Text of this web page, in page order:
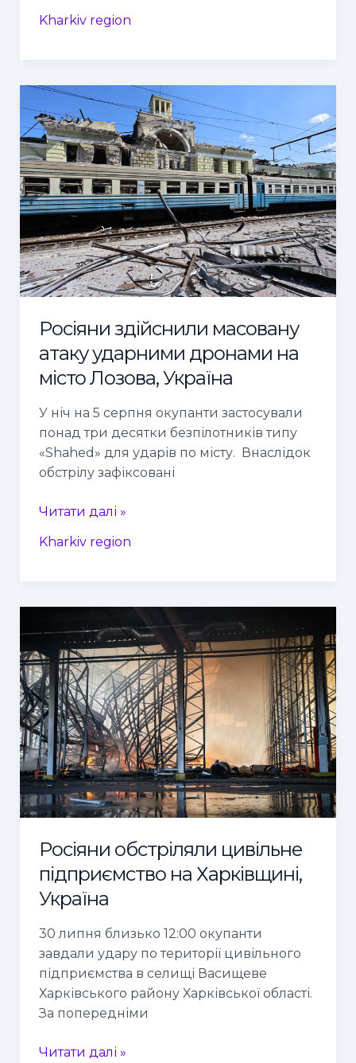
Kharkiv region
Росіяни здійснили масовану
атаку ударними дронами на
місто Лозова, Україна
У ніч на 5 серпня окупанти застосували
понад три десятки безпілотників типу
«Shahed» для ударів по місту. Внаслідок
обстрілу зафіксовані
Росіяни
здійснили
масовану
атаку
ударними
дронами
на
місто
Лозова,
Україна
Читати далі »
Kharkiv region
Росіяни обстріляли цивільне
підприємство на Харківщині,
Україна
30 липня близько 12:00 окупанти
завдали удару по території цивільного
підприємства в селищі Васищеве
Харківського району Харківської області.
За попередніми
обстріляли
цивільне
підприємство
на
Харківщині,
Україна
Читати далі »